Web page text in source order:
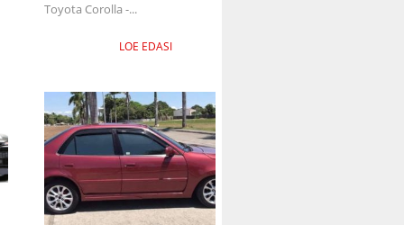
Toyota Corolla -...
LOE EDASI